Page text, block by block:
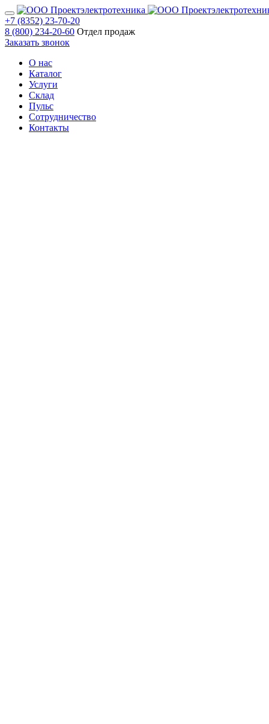
+7 (8352) 23-70-20
8 (800) 234-20-60 Отдел продаж
Заказать звонок
О нас
Каталог
Услуги
Склад
Пульс
Сотрудничество
Контакты